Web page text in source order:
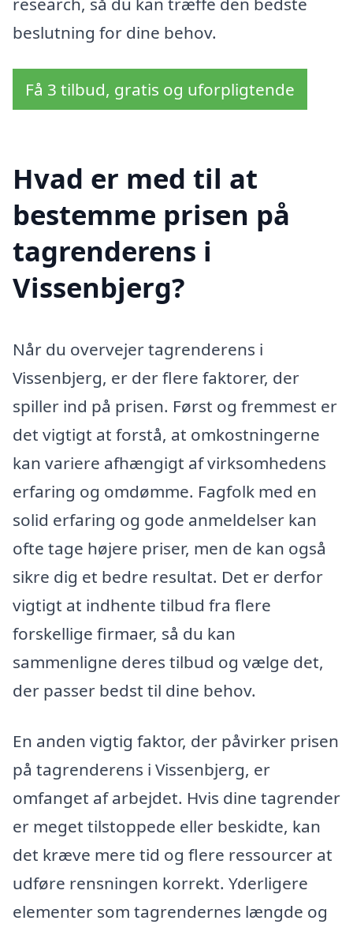
beslutning for dine behov.
Få 3 tilbud, gratis og uforpligtende
Hvad er med til at
bestemme prisen på
tagrenderens i
Vissenbjerg?
Når du overvejer tagrenderens i
Vissenbjerg, er der flere faktorer, der
spiller ind på prisen. Først og fremmest er
det vigtigt at forstå, at omkostningerne
kan variere afhængigt af virksomhedens
erfaring og omdømme. Fagfolk med en
solid erfaring og gode anmeldelser kan
ofte tage højere priser, men de kan også
sikre dig et bedre resultat. Det er derfor
vigtigt at indhente tilbud fra flere
forskellige firmaer, så du kan
sammenligne deres tilbud og vælge det,
der passer bedst til dine behov.
En anden vigtig faktor, der påvirker prisen
på tagrenderens i Vissenbjerg, er
omfanget af arbejdet. Hvis dine tagrender
er meget tilstoppede eller beskidte, kan
det kræve mere tid og flere ressourcer at
udføre rensningen korrekt. Yderligere
elementer som tagrendernes længde og